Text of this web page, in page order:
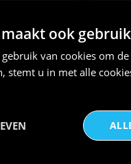
:
keramiek!
Zo kun je
ook
van cookies om
stemt u in met alle